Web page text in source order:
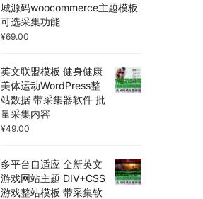
城源码woocommerce主题模板
可选采集功能
¥69.00
英文联盟模板 健身健康
美体运动WordPress整
站数据 带采集器软件 批
量采集内容
¥49.00
多平台自适应 全新英文
游戏网站主题 DIV+CSS
游戏整站模板 带采集软